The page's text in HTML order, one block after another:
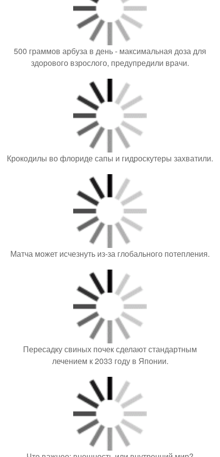
500 граммов арбуза в день - максимальная доза для
здорового взрослого, предупредили врачи.
Крокодилы во флориде сапы и гидроскутеры захватили.
Матча может исчезнуть из-за глобального потепления.
Пересадку свиных почек сделают стандартным
лечением к 2033 году в Японии.